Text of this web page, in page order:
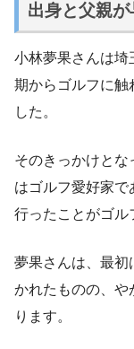
出身と父親
小林夢果さんは埼
期からゴルフに触
した。
そのきっかけとな
はゴルフ愛好家で
行ったことがゴル
夢果さんは、最初
かれたものの、や
ります。